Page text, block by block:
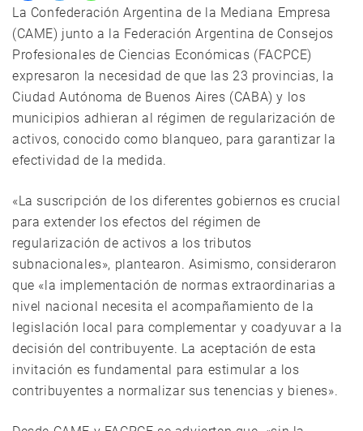
La Confederación Argentina de la Mediana Empresa
(CAME) junto a la Federación Argentina de Consejos
Profesionales de Ciencias Económicas (FACPCE)
expresaron la necesidad de que las 23 provincias, la
Ciudad Autónoma de Buenos Aires (CABA) y los
municipios adhieran al régimen de regularización de
activos, conocido como blanqueo, para garantizar la
efectividad de la medida.
«La suscripción de los diferentes gobiernos es crucial
para extender los efectos del régimen de
regularización de activos a los tributos
subnacionales», plantearon. Asimismo, consideraron
que «la implementación de normas extraordinarias a
nivel nacional necesita el acompañamiento de la
legislación local para complementar y coadyuvar a la
decisión del contribuyente. La aceptación de esta
invitación es fundamental para estimular a los
contribuyentes a normalizar sus tenencias y bienes».